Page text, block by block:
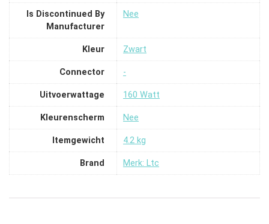
Is Discontinued By
Manufacturer
‎Nee
Kleur ‎Zwart
Connector ‎-
Uitvoerwattage ‎160 Watt
Kleurenscherm ‎Nee
Itemgewicht ‎4.2 kg
Brand Merk: Ltc